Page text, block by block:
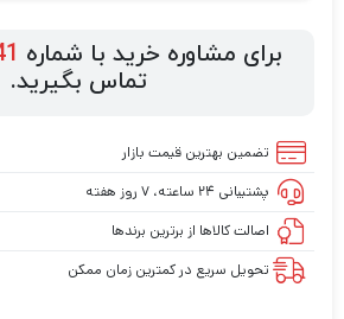
برای مشاوره خرید با شماره
تماس بگیرید.
تضمین بهترین قیمت بازار
پشتیبانی ۲۴ ساعته، ۷ روز هفته
اصالت کالاها از برترین برندها
تحویل سریع در کمترین زمان ممکن